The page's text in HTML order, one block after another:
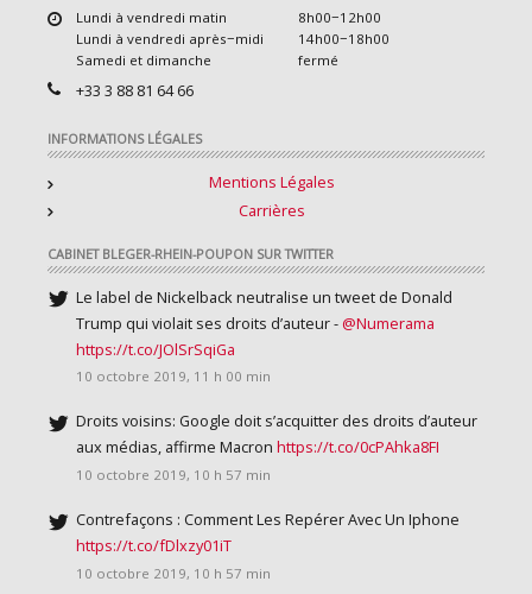
Lundi à vendredi matin
8h00−12h00
Lundi à vendredi après−midi
14h00−18h00
Samedi et dimanche
fermé
+33 3 88 81 64 66
INFORMATIONS LÉGALES
Mentions Légales
Carrières
CABINET BLEGER-RHEIN-POUPON SUR TWITTER
Le label de Nickelback neutralise un tweet de Donald
Trump qui violait ses droits d’auteur - @Numerama
https://t.co/JOlSrSqiGa
10 octobre 2019, 11 h 00 min
Droits voisins: Google doit s’acquitter des droits d’auteur
aux médias, affirme Macron https://t.co/0cPAhka8FI
10 octobre 2019, 10 h 57 min
Contrefaçons : Comment Les Repérer Avec Un Iphone
https://t.co/fDlxzy01iT
10 octobre 2019, 10 h 57 min